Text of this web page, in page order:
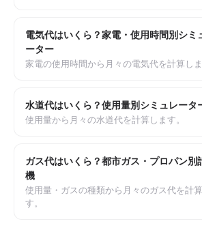
電気代はいくら？家電・使用時間別シミ
ーター
家電の使用時間から月々の電気代を計算しま
水道代はいくら？使用量別シミュレータ
使用量から月々の水道代を計算します。
ガス代はいくら？都市ガス・プロパン別
機
使用量・ガスの種類から月々のガス代を計
す。